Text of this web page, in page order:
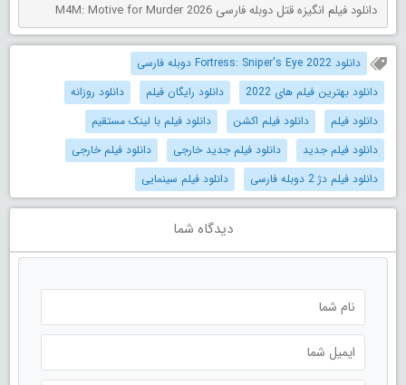
دانلود فیلم انگیزه قتل دوبله فارسی M4M: Motive for Murder 2026
دانلود Fortress: Sniper's Eye 2022 دوبله فارسی
دانلود بهترین فیلم های 2022
دانلود رایگان فیلم
دانلود روزانه
دانلود فیلم
دانلود فیلم اکشن
دانلود فیلم با لینک مستقیم
دانلود فیلم جدید
دانلود فیلم جدید خارجی
دانلود فیلم خارجی
دانلود فیلم دژ 2 دوبله فارسی
دانلود فیلم سینمایی
دیدگاه شما